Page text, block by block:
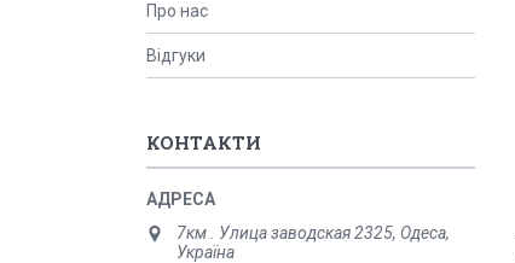
Про нас
Відгуки
КОНТАКТИ
7км . Улица заводская 2325, Одеса,
Україна